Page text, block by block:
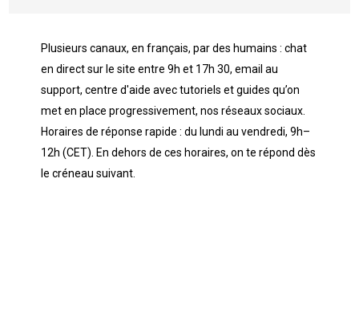
Plusieurs canaux, en français, par des humains : chat
en direct sur le site entre 9h et 17h 30, email au
support, centre d'aide avec tutoriels et guides qu’on
met en place progressivement, nos réseaux sociaux.
Horaires de réponse rapide : du lundi au vendredi, 9h–
12h (CET). En dehors de ces horaires, on te répond dès
le créneau suivant.